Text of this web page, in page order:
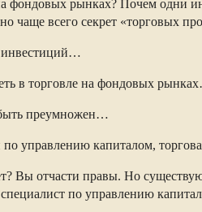
фондовых рынках? Почем
всего секрет «торговых
инвестиций…
в торговле на фондовых
преумножен…
управлению капиталом,
Вы отчасти правы. Но
по управлению